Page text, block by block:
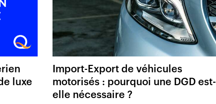
luxe
Import-Export de véhicules
motorisés : pourquoi une DGD est-
elle nécessaire ?